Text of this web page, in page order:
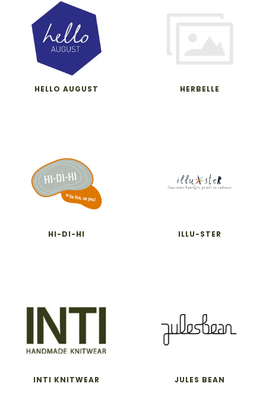
HELLO AUGUST HERBELLE
HI-DI-HI ILLU-STER
INTI KNITWEAR JULES BEAN